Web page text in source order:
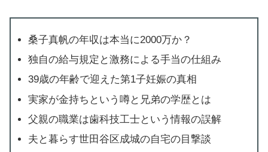
桑子真帆の年収は本当に2000万か？
独自の給与規定と激務による手当の仕組み
39歳の年齢で迎えた第1子妊娠の真相
実家が金持ちという噂と兄弟の学歴とは
父親の職業は歯科技工士という情報の誤解
夫と暮らす世田谷区成城の自宅の目撃談